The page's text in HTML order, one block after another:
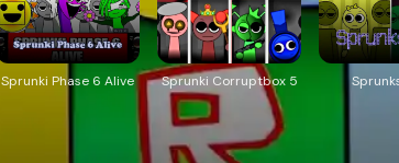
Sprunki Phase 6 Alive Sprunki Corruptbox 5